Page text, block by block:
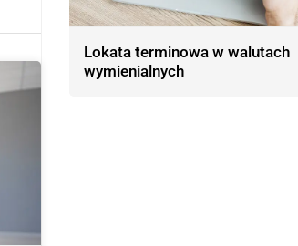
Lokata terminowa w walutach
wymienialnych